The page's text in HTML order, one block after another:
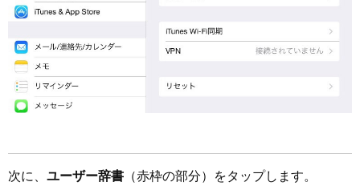
次に、 ユーザー辞書 （赤枠の部分）をタップします。